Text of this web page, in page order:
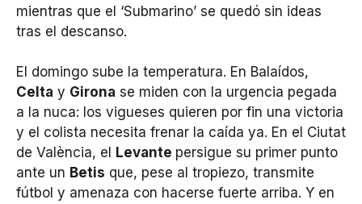
mientras que el ‘Submarino’ se quedó sin ideas
tras el descanso.
El domingo sube la temperatura. En Balaídos,
Celta y Girona se miden con la urgencia pegada
a la nuca: los vigueses quieren por fin una victoria
y el colista necesita frenar la caída ya. En el Ciutat
de València, el
Levante persigue su primer punto
ante un Betis que, pese al tropiezo, transmite
fútbol y amenaza con hacerse fuerte arriba. Y en